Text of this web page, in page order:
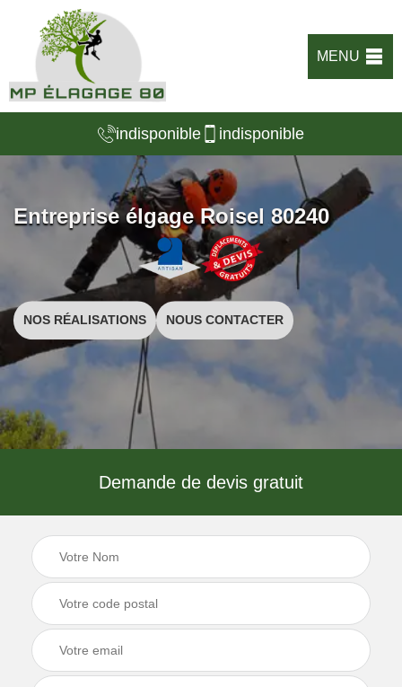
MENU
indisponible indisponible
Entreprise élgage Roisel 80240
NOS RÉALISATIONS NOUS CONTACTER
Demande de devis gratuit